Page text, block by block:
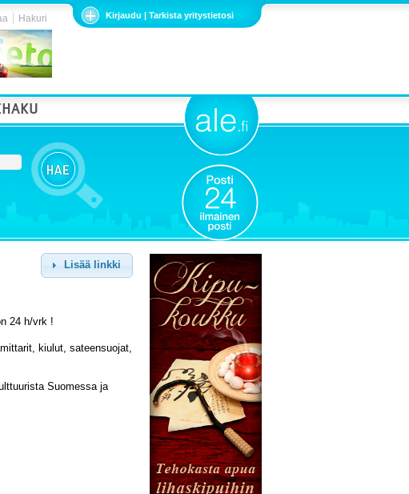
Kirjaudu | Tarkista yritystietosi
Hakuri
Lisää linkki
24 h/vrk !
kiulut, sateensuojat,
Suomessa ja